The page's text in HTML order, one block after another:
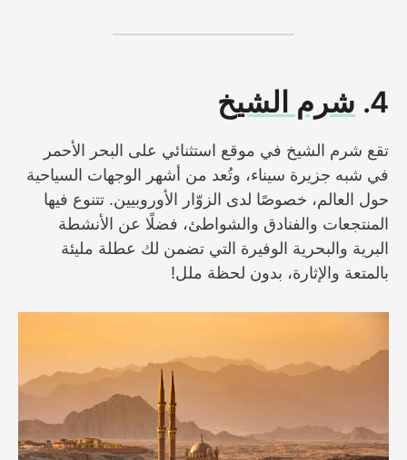
4. شرم الشيخ
تقع شرم الشيخ في موقع استثنائي على البحر الأحمر
في شبه جزيرة سيناء، وتُعد من أشهر الوجهات السياحية
حول العالم، خصوصًا لدى الزوّار الأوروبيين. تتنوع فيها
المنتجعات والفنادق والشواطئ، فضلًا عن الأنشطة
البرية والبحرية الوفيرة التي تضمن لك عطلة مليئة
بالمتعة والإثارة، بدون لحظة ملل!